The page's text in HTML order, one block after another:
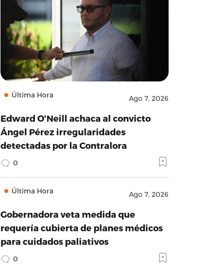
Última Hora Ago 7, 2026
Edward O'Neill achaca al convicto
Ángel Pérez irregularidades
detectadas por la Contralora
0
Última Hora Ago 7, 2026
Gobernadora veta medida que
requería cubierta de planes médicos
para cuidados paliativos
0